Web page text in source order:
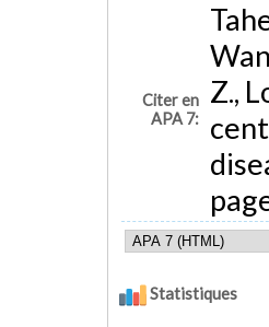
Citer en
APA 7:
Z.,
Statistiques